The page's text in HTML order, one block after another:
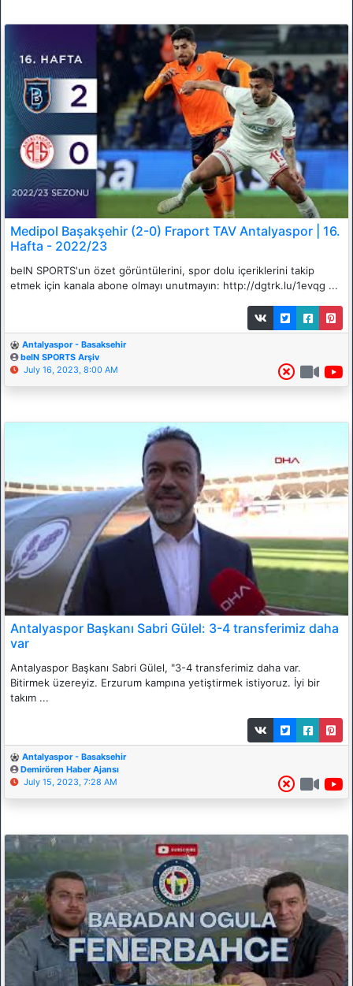
Medipol Başakşehir (2-0) Fraport TAV Antalyaspor | 16.
Hafta - 2022/23
beIN SPORTS'un özet görüntülerini, spor dolu içeriklerini takip
etmek için kanala abone olmayı unutmayın: http://dgtrk.lu/1evqg ...
Antalyaspor - Basaksehir
beIN SPORTS Arşiv
July 16, 2023, 8:00 AM
Antalyaspor Başkanı Sabri Gülel: 3-4 transferimiz daha
var
Antalyaspor Başkanı Sabri Gülel, "3-4 transferimiz daha var.
Bitirmek üzereyiz. Erzurum kampına yetiştirmek istiyoruz. İyi bir
takım ...
Antalyaspor - Basaksehir
Demirören Haber Ajansı
July 15, 2023, 7:28 AM